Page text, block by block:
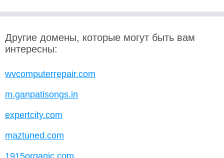
Другие домены, которые могут быть вам
интересны:
wvcomputerrepair.com
m.ganpatisongs.in
expertcity.com
maztuned.com
1915organic.com